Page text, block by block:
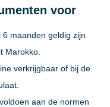
voor
6 maanden geldig zijn
Marokko.
verkrijgbaar of bij de
aan de normen